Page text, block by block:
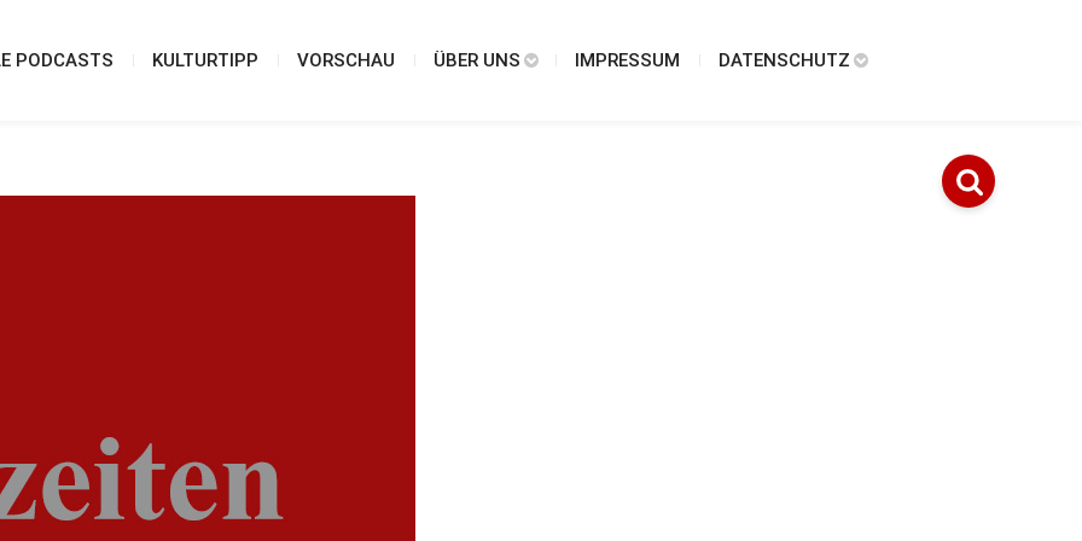
PODCASTS KULTURTIPP VORSCHAU ÜBER UNS IMPRESSUM DATENSCHUTZ